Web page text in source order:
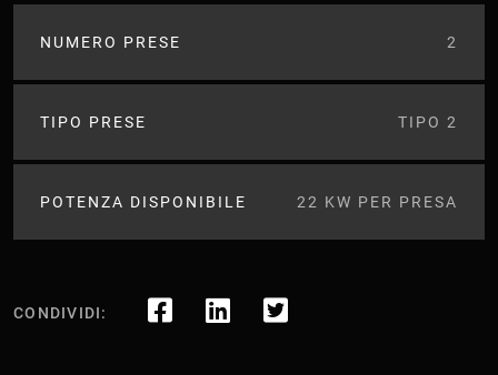
NUMERO PRESE 2
TIPO PRESE TIPO 2
POTENZA DISPONIBILE 22 KW PER PRESA
CONDIVIDI: